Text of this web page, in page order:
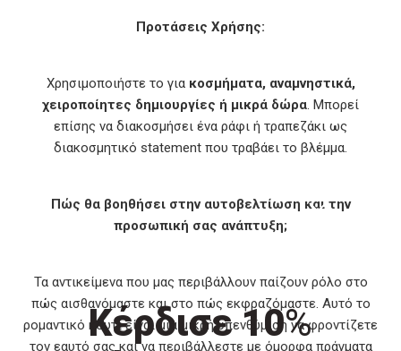
Προτάσεις Χρήσης:
Χρησιμοποιήστε το για κοσμήματα, αναμνηστικά,
χειροποίητες δημιουργίες ή μικρά δώρα. Μπορεί
επίσης να διακοσμήσει ένα ράφι ή τραπεζάκι ως
διακοσμητικό statement που τραβάει το βλέμμα.
Πώς θα βοηθήσει στην αυτοβελτίωση και την
προσωπική σας ανάπτυξη;
Τα αντικείμενα που μας περιβάλλουν παίζουν ρόλο στο
πώς αισθανόμαστε και στο πώς εκφραζόμαστε. Αυτό το
ρομαντικό κουτί είναι μια μικρή υπενθύμιση να φροντίζετε
τον εαυτό σας και να περιβάλλεστε με όμορφα πράγματα
Κέρδισε 10%